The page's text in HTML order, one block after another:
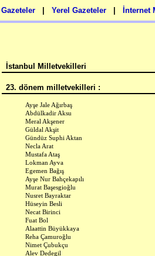
Gazeteler Yerel Gazeteler İnternet
İstanbul Milletvekilleri
23. dönem milletvekilleri :
Ayşe Jale Ağırbaş
Abdülkadir Aksu
Meral Akşener
Güldal Akşit
Gündüz Suphi Aktan
Necla Arat
Mustafa Ataş
Lokman Ayva
Egemen Bağış
Ayşe Nur Bahçekapılı
Murat Başesgioğlu
Nusret Bayraktar
Hüseyin Besli
Necat Birinci
Fuat Bol
Alaattin Büyükkaya
Reha Çamuroğlu
Nimet Çubukçu
Alev Dedegil